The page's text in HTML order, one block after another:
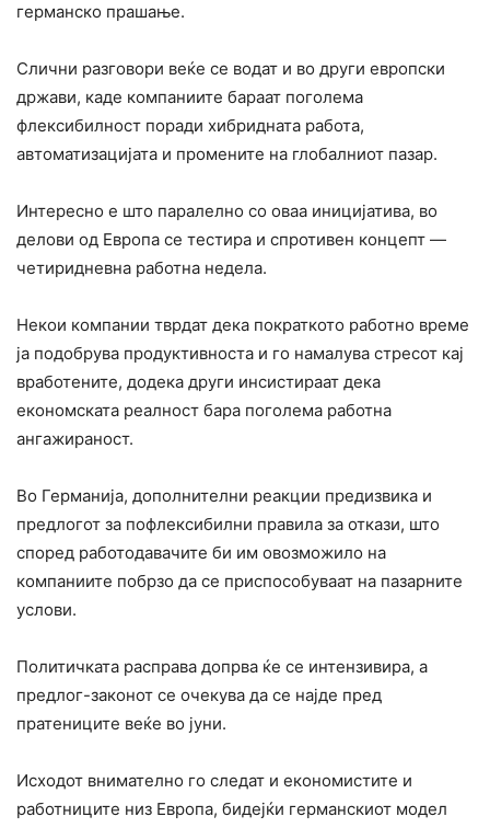
германско прашање.
Слични разговори веќе се водат и во други европски
држави, каде компаниите бараат поголема
флексибилност поради хибридната работа,
автоматизацијата и промените на глобалниот пазар.
Интересно е што паралелно со оваа иницијатива, во
делови од Европа се тестира и спротивен концепт —
четиридневна работна недела.
Некои компании тврдат дека пократкото работно време
ја подобрува продуктивноста и го намалува стресот кај
вработените, додека други инсистираат дека
економската реалност бара поголема работна
ангажираност.
Во Германија, дополнителни реакции предизвика и
предлогот за пофлексибилни правила за откази, што
според работодавачите би им овозможило на
компаниите побрзо да се приспособуваат на пазарните
услови.
Политичката расправа допрва ќе се интензивира, а
предлог-законот се очекува да се најде пред
пратениците веќе во јуни.
Исходот внимателно го следат и економистите и
работниците низ Европа, бидејќи германскиот модел